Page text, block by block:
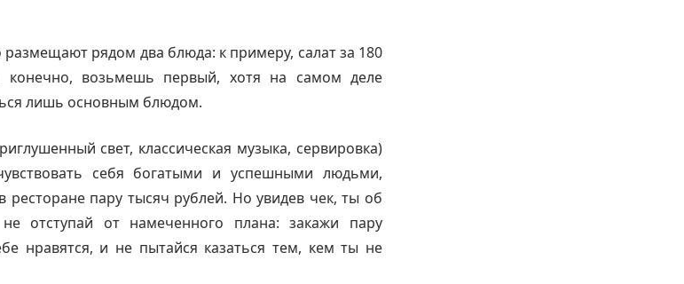
рядом два блюда: к примеру, салат за 180
конечно, возьмешь первый, хотя на самом деле
лишь основным блюдом.
свет, классическая музыка, сервировка)
себя богатыми и успешными людьми,
ресторане пару тысяч рублей. Но увидев чек, ты об
отступай от намеченного плана: закажи пару
нравятся, и не пытайся казаться тем, кем ты не